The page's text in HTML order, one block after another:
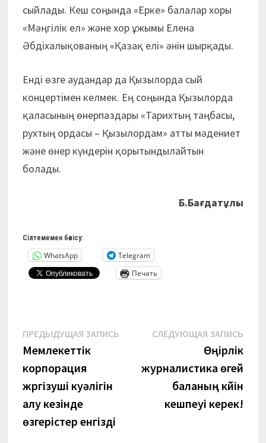
сыйлады. Кеш соңында «Ерке» балалар хоры
«Мәңгілік ел» және хор ұжымы Елена
Әбдіхалықованың «Қазақ елі» әнін шырқады.
Енді өзге аудандар да Қызылорда сый
концертімен келмек. Ең соңында Қызылорда
қаласының өнерпаздары «Тарихтың таңбасы,
рухтың ордасы – Қызылордам» атты мәдениет
және өнер күндерін қорытындылайтын
болады.
Б.Бағдатұлы
Сілтемемен бөлісу:
WhatsApp
Telegram
Печать
Навигация
по
записям
ПРЕДЫДУЩАЯ ЗАПИСЬПредыдущая
Мемлекеттік
корпорация
жүргізуші куәлігін
алу кезінде
өзгерістер енгізді
СЛЕДУЮЩАЯ ЗАПИСЬ
Өңірлік
журналистика өгей
баланың күйін
кешпеуі керек!